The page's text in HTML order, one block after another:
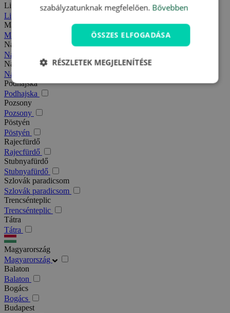
Liptó
Liptó
Magas-Tátra
Magas-Tátra
Nagy-Fátra
Nagy-Fátra
Nagymegyer
Nagymegyer
Podhajska
Podhajska
Pozsony
Pozsony
Pöstyén
Pöstyén
Rajecfürdő
Rajecfürdő
Stubnyafürdő
Stubnyafürdő
Szlovák paradicsom
Szlovák paradicsom
Trencsénteplic
Trencsénteplic
Tátra
Tátra
Magyarország
Magyarország
Balaton
Balaton
Bogács
Bogács
Budapest
szabályzatunknak megfelelően. Bővebben
ÖSSZES ELFOGADÁSA
RÉSZLETEK MEGJELENÍTÉSE